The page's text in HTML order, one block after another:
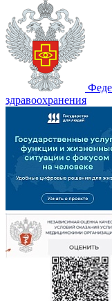
здравоохранения